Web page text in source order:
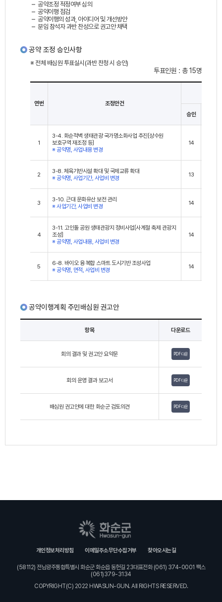
공약조정 적정여부 심의
공약이행 점검
공약이행의 성과, 아이디어 및 개선방안
분임 참석자 과반 찬성으로 권고안 채택
공약 조정 승인사항
※ 전체 배심원 투표실시(과반 찬청 시 승인)
투표인원 : 총 15명
연번 조정안건
승인
1
3-4. 화순적벽 생태관광 국가명소화사업 추진〔상수원
보호구역 재조정 등〕
※ 공약명, 사업내용 변경
14
2
3-8. 체육기반시설 확대 및 국제교류 확대
※ 공약명, 사업기간, 사업비 변경
13
3
3-10. 근대 문화유산 보전 관리
※ 사업기간, 사업비 변경
14
4
3-11. 고인돌 공원 생태관광지 정비사업〔사계절 축제 관광지
조성〕
※ 공약명, 사업내용, 사업비 변경
14
5
6-8. 바이오 융·복합 스마트 도시기반 조성사업
※ 공약명, 면적, 사업비 변경
14
공약이행계획 주민배심원 권고안
항목 다운로드
회의 결과 및 권고안 요약문 PDF 다운
회의 운영 결과 보고서 PDF 다운
배심원 권고안에 대한 화순군 검토의견 PDF 다운
개인정보처리방침 이메일주소무단수집거부 찾아오시는길
(58112) 전남광주통합특별시 화순군 화순읍 동헌길 23대표전화 (061) 374-0001 팩스
(061)379-3134
COPYRIGHT(C) 2022 HWASUN-GUN. All RIGHTS RESERVED.